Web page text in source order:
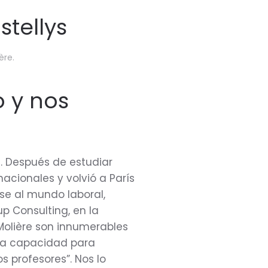
.
y nos
Después de estudiar
y volvió a París
al mundo laboral,
Consulting, en la
son innumerables
capacidad para
Nos lo